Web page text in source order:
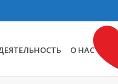
О НАС